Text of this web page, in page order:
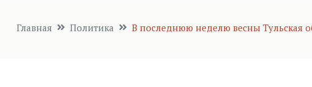
Главная Политика В последнюю неделю весны Тульская